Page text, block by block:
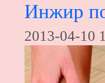
Инжир
2013-04-10